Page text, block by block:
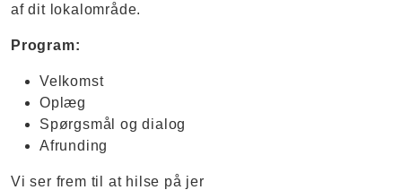
af dit lokalområde.
Program:
Velkomst
Oplæg
Spørgsmål og dialog
Afrunding
Vi ser frem til at hilse på jer